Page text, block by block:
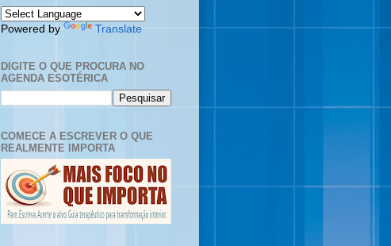
Powered by Translate
DIGITE O QUE PROCURA NO
AGENDA ESOTÉRICA
COMECE A ESCREVER O QUE
REALMENTE IMPORTA